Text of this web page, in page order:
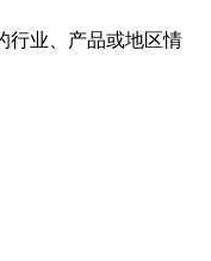
行业、产品或地区情